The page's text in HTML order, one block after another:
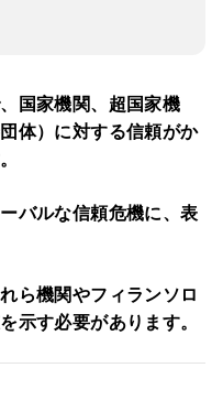
国家機関、超国家機
体）に対する信頼がか
バルな信頼危機に、表
ら機関やフィランソロ
示す必要があります。